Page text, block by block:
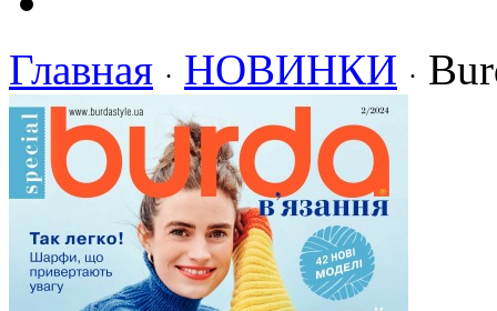
Главная · НОВИНКИ ·